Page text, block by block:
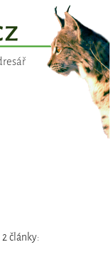
články: